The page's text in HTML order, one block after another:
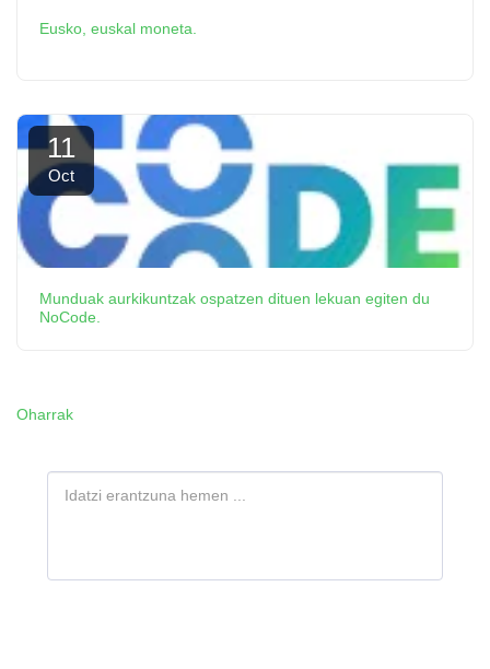
Eusko, euskal moneta.
11
Oct
Munduak aurkikuntzak ospatzen dituen lekuan egiten du
NoCode.
Oharrak